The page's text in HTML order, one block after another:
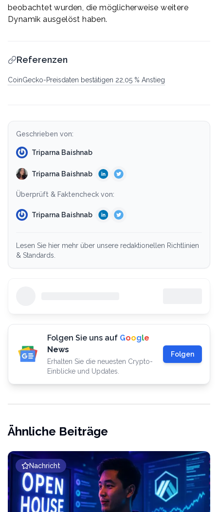
beobachtet wurden, die möglicherweise weitere
Dynamik ausgelöst haben.
Referenzen
CoinGecko-Preisdaten bestätigen 22,05 % Anstieg
Geschrieben von:
Triparna Baishnab
Triparna Baishnab
Überprüft & Faktencheck von:
Triparna Baishnab
Lesen Sie hier mehr über unsere redaktionellen Richtlinien
& Standards.
Folgen Sie uns auf Google
News
Erhalten Sie die neuesten Crypto-
Einblicke und Updates.
Folgen
Ähnliche Beiträge
Nachricht